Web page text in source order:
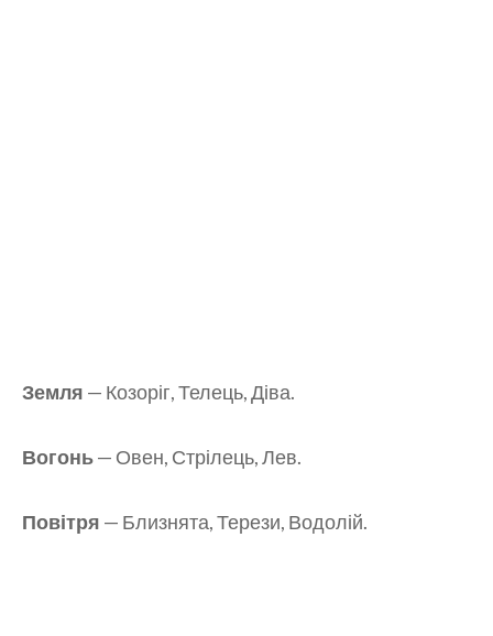
Земля — Козоріг, Телець, Діва.
Вогонь— Овен, Стрілець, Лев.
Повітря — Близнята, Терези, Водолій.